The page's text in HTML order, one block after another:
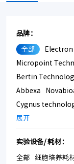
品牌：
全部 Electron
Micropoint
Bertin
Abbexa
Cygnus
Bmrsupply
展开
实验设备/ 耗材：
全部 细胞培养耗